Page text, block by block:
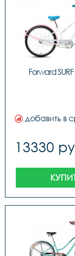
Forward
добавить в
13330